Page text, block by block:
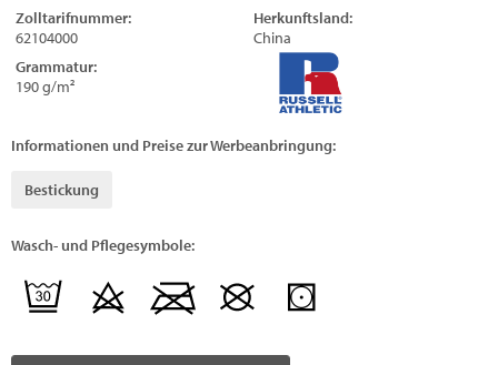
Zolltarifnummer:
62104000
Herkunftsland:
China
Grammatur:
190 g/m²
Informationen und Preise zur Werbeanbringung:
Bestickung
Wasch- und Pflegesymbole: